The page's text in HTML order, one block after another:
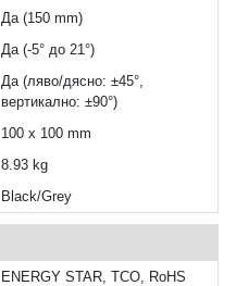
Да (150 mm)
Да (-5° до 21°)
Да (ляво/дясно: ±45°,
вертикално: ±90°)
100 x 100 mm
8.93 kg
Black/Grey
ENERGY STAR, TCO, RoHS